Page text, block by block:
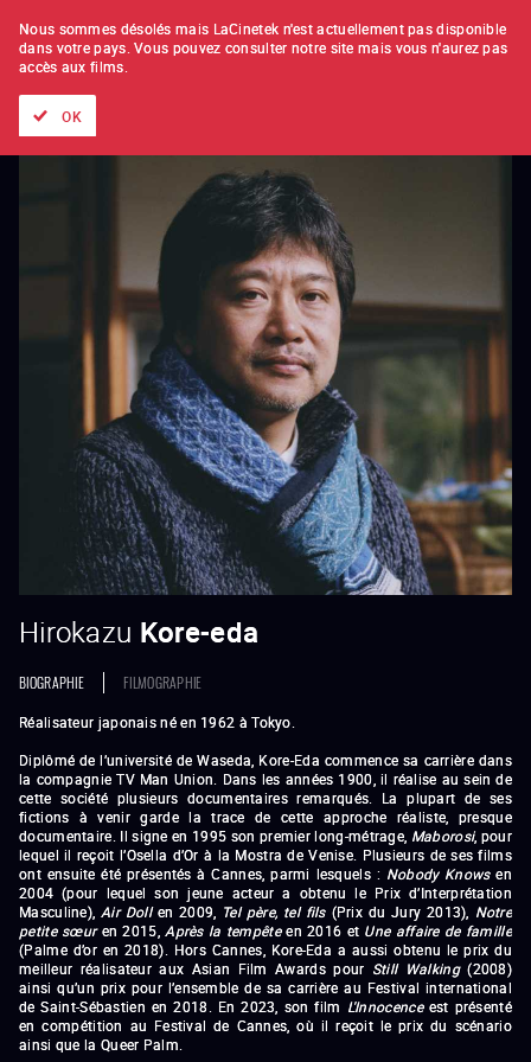
À L'UNITÉ ABONNEMENT
Hirokazu Kore-eda
BIOGRAPHIE FILMOGRAPHIE
Réalisateur japonais né en 1962 à Tokyo.
Diplômé de l’université de Waseda, Kore-Eda commence sa carrière dans
la compagnie TV Man Union. Dans les années 1900, il réalise au sein de
cette société plusieurs documentaires remarqués. La plupart de ses
fictions à venir garde la trace de cette approche réaliste, presque
documentaire. Il signe en 1995 son premier long-métrage, Maborosi, pour
lequel il reçoit l’Osella d’Or à la Mostra de Venise. Plusieurs de ses films
ont ensuite été présentés à Cannes, parmi lesquels : Nobody Knowsen
2004 (pour lequel son jeune acteur a obtenu le Prix d’Interprétation
Masculine), Air Dollen 2009, Tel père, tel fils(Prix du Jury 2013), Notre
petite sœuren 2015, Après la tempêteen 2016 et Une affaire de famille
(Palme d’or en 2018). Hors Cannes, Kore-Eda a aussi obtenu le prix du
meilleur réalisateur aux Asian Film Awards pour Still Walking(2008)
ainsi qu’un prix pour l’ensemble de sa carrière au Festival international
de Saint-Sébastien en 2018. En 2023, son film L'Innocenceest présenté
en compétition au Festival de Cannes, où il reçoit le prix du scénario
ainsi que la Queer Palm.
Nous sommes désolés mais LaCinetek n'est actuellement pas disponible
dans votre pays. Vous pouvez consulter notre site mais vous n'aurez pas
accès aux films.
OK